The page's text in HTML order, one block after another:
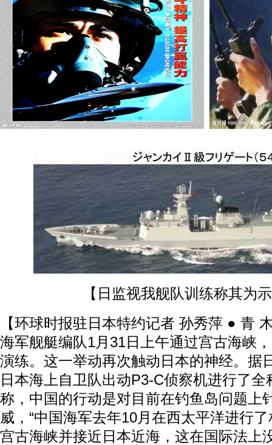
【日监视我舰队训练称其为
【环球时报驻日本特约记者 孙秀萍 ● 青
海军舰艇编队1月31日上午通过宫古海峡
演练。这一举动再次触动日本的神经。据
日本海上自卫队出动P3-C侦察机进行了
称，中国的行动是对目前在钓鱼岛问题上
威，“中国海军去年10月在西太平洋进行
宫古海峡并接近日本近海，这在国际法上